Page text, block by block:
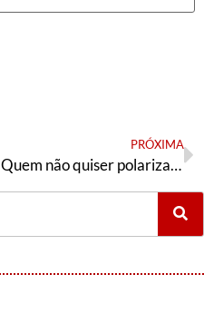
PRÓXIMA
Quem não quiser polarizar, prepare-se para anistiar